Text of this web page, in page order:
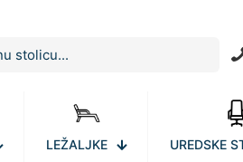
LEŽALJKE UREDSKE